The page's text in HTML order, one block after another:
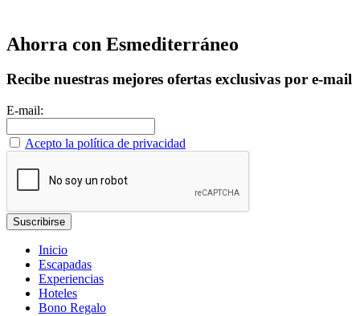
Ahorra con Esmediterráneo
Recibe nuestras mejores ofertas exclusivas por e-mail
E-mail:
Acepto la política de privacidad
Inicio
Escapadas
Experiencias
Hoteles
Bono Regalo